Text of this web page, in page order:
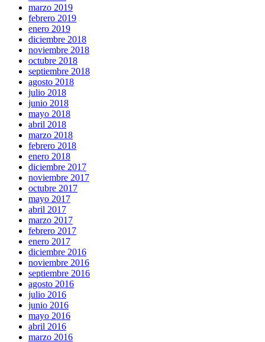
marzo 2019
febrero 2019
enero 2019
diciembre 2018
noviembre 2018
octubre 2018
septiembre 2018
agosto 2018
julio 2018
junio 2018
mayo 2018
abril 2018
marzo 2018
febrero 2018
enero 2018
diciembre 2017
noviembre 2017
octubre 2017
mayo 2017
abril 2017
marzo 2017
febrero 2017
enero 2017
diciembre 2016
noviembre 2016
septiembre 2016
agosto 2016
julio 2016
junio 2016
mayo 2016
abril 2016
marzo 2016